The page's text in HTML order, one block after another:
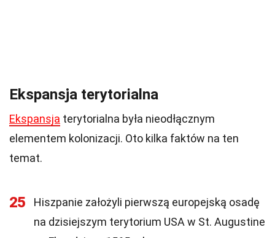
Ekspansja terytorialna
Ekspansja terytorialna była nieodłącznym
elementem kolonizacji. Oto kilka faktów na ten
temat.
25
Hiszpanie założyli pierwszą europejską osadę
na dzisiejszym terytorium USA w St. Augustine